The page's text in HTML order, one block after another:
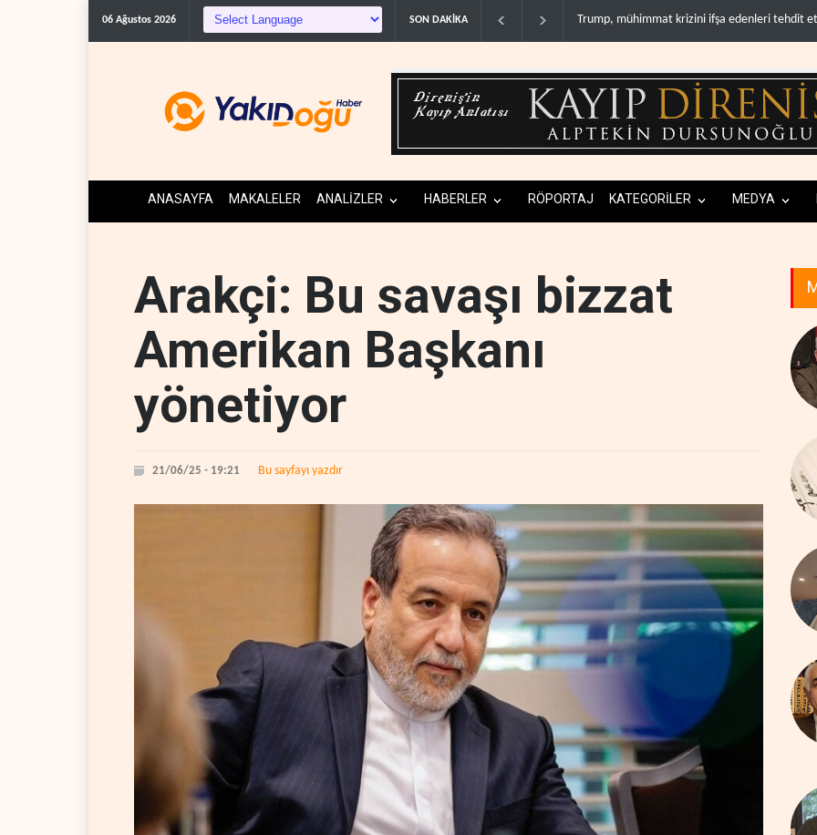
06 Ağustos 2026 SON DAKİKA
Trump, mühimmat krizini ifşa edenleri tehdit etti.. Demokratlar: Trump Batı Şeria'da işgalci
ANASAYFA MAKALELER ANALİZLER HABERLER RÖPORTAJ KATEGORİLER MEDYA
Arakçi: Bu savaşı bizzat
Amerikan Başkanı
yönetiyor
21/06/25 - 19:21 Bu sayfayı yazdır